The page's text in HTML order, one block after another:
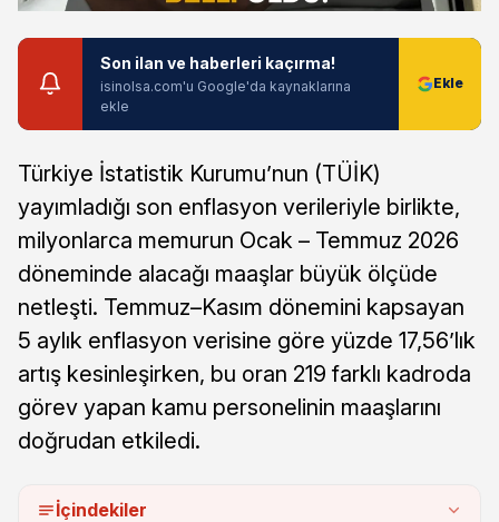
Son ilan ve haberleri kaçırma!
isinolsa.com'u Google'da kaynaklarına
ekle
Türkiye İstatistik Kurumu’nun (TÜİK)
yayımladığı son enflasyon verileriyle birlikte,
milyonlarca memurun Ocak – Temmuz 2026
döneminde alacağı maaşlar büyük ölçüde
netleşti. Temmuz–Kasım dönemini kapsayan
5 aylık enflasyon verisine göre yüzde 17,56’lık
artış kesinleşirken, bu oran 219 farklı kadroda
görev yapan kamu personelinin maaşlarını
doğrudan etkiledi.
İçindekiler